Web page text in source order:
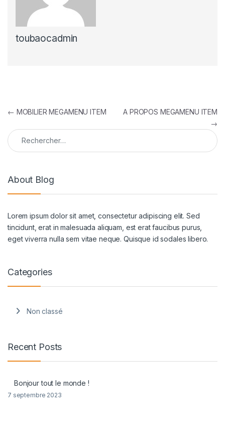
toubaocadmin
Navigation de l’article
← MOBILIER MEGAMENU ITEM
A PROPOS MEGAMENU ITEM
→
Rechercher :
About Blog
Lorem ipsum dolor sit amet, consectetur adipiscing elit. Sed
tincidunt, erat in malesuada aliquam, est erat faucibus purus,
eget viverra nulla sem vitae neque. Quisque id sodales libero.
Categories
Non classé
Recent Posts
Bonjour tout le monde !
7 septembre 2023